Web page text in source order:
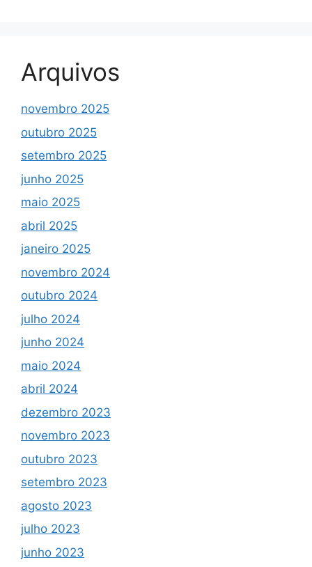
Arquivos
novembro 2025
outubro 2025
setembro 2025
junho 2025
maio 2025
abril 2025
janeiro 2025
novembro 2024
outubro 2024
julho 2024
junho 2024
maio 2024
abril 2024
dezembro 2023
novembro 2023
outubro 2023
setembro 2023
agosto 2023
julho 2023
junho 2023